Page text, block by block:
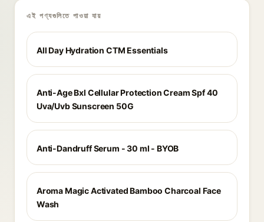
এই পণ্যগুলিতে পাওয়া যায়
All Day Hydration CTM Essentials
Anti-Age Bxl Cellular Protection Cream Spf 40
Uva/Uvb Sunscreen 50G
Anti-Dandruff Serum - 30 ml - BYOB
Aroma Magic Activated Bamboo Charcoal Face
Wash